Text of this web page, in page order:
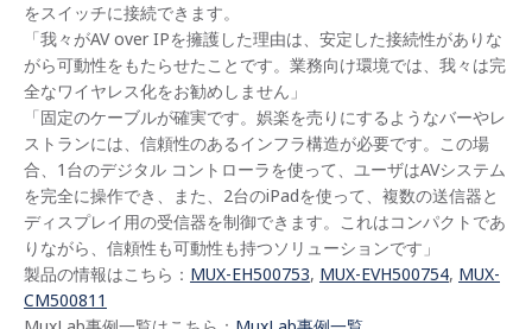
をスイッチに接続できます。
「我々がAV over IPを擁護した理由は、安定した接続性がありな
がら可動性をもたらせたことです。業務向け環境では、我々は完
全なワイヤレス化をお勧めしません」
「固定のケーブルが確実です。娯楽を売りにするようなバーやレ
ストランには、信頼性のあるインフラ構造が必要です。この場
合、1台のデジタル コントローラを使って、ユーザはAVシステム
を完全に操作でき、また、2台のiPadを使って、複数の送信器と
ディスプレイ用の受信器を制御できます。これはコンパクトであ
りながら、信頼性も可動性も持つソリューションです」
製品の情報はこちら： MUX-EH500753, MUX-EVH500754, MUX-
CM500811